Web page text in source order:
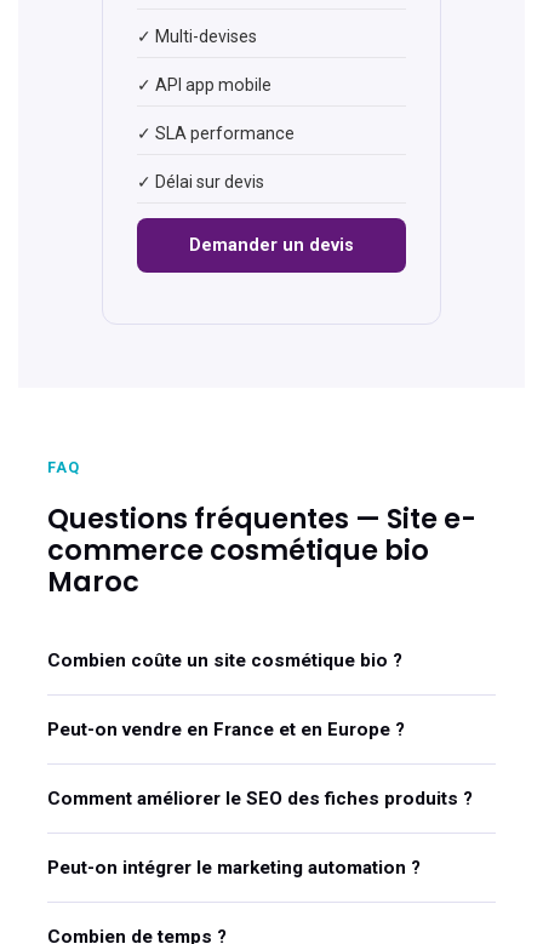
✓ Multi-devises
✓ API app mobile
✓ SLA performance
✓ Délai sur devis
Demander un devis
FAQ
Questions fréquentes — Site e-
commerce cosmétique bio
Maroc
Combien coûte un site cosmétique bio ?
Peut-on vendre en France et en Europe ?
Comment améliorer le SEO des fiches produits ?
Peut-on intégrer le marketing automation ?
Combien de temps ?